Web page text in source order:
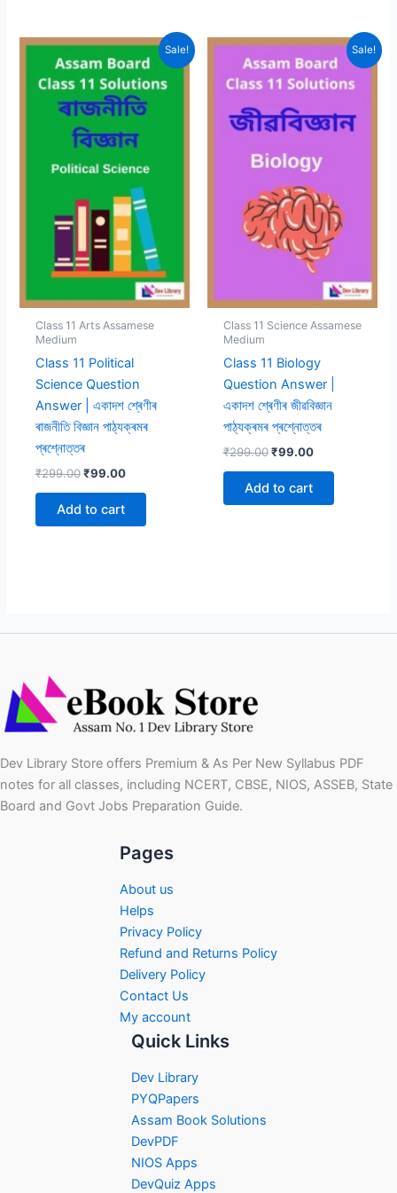
Sale!
Class 11 Arts Assamese
Medium
Class 11 Political
Science Question
Answer | একাদশ শ্ৰেণীৰ
ৰাজনীতি বিজ্ঞান পাঠ্যক্ৰমৰ
প্ৰশ্নোত্তৰ
₹299.00Original
was:
₹299.00.
₹99.00Current
₹99.00.
Add to cart
Sale!
Class 11 Science Assamese
Medium
Class 11 Biology
Question Answer |
একাদশ শ্ৰেণীৰ জীৱবিজ্ঞান
পাঠ্যক্ৰমৰ প্ৰশ্নোত্তৰ
₹299.00 Original
was:
₹299.00.
₹99.00Current
₹99.00.
Add to cart
Dev Library Store offers Premium & As Per New Syllabus PDF
notes for all classes, including NCERT, CBSE, NIOS, ASSEB, State
Board and Govt Jobs Preparation Guide.
Pages
About us
Helps
Privacy Policy
Refund and Returns Policy
Delivery Policy
Contact Us
My account
Quick Links
Dev Library
PYQPapers
Assam Book Solutions
DevPDF
NIOS Apps
DevQuiz Apps